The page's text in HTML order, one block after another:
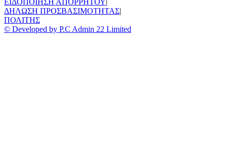
ΕΙΔΟΠΟΙΗΣΗ ΑΠΟΡΡΗΤΟΥ
ΔΗΛΩΣΗ ΠΡΟΣΒΑΣΙΜΟΤΗΤΑΣ|
ΠΟΛΙΤΗΣ
© Developed by P.C Admin 22 Limited